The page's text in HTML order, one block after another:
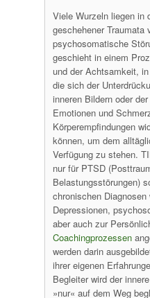
Viele Wurzeln liegen in
geschehener Traumata
psychosomatische
geschieht in einem
und der Achtsamkeit,
die sich der
inneren Bildern oder
Emotionen und
Körperempfindungen
können, um dem
Verfügung zu stehen.
nur für PTSD
Belastungsstörungen)
chronischen
Depressionen,
aber auch zur
Coachingprozessen
werden darin
ihrer eigenen
Begleiter wird der
»nur« auf dem Weg